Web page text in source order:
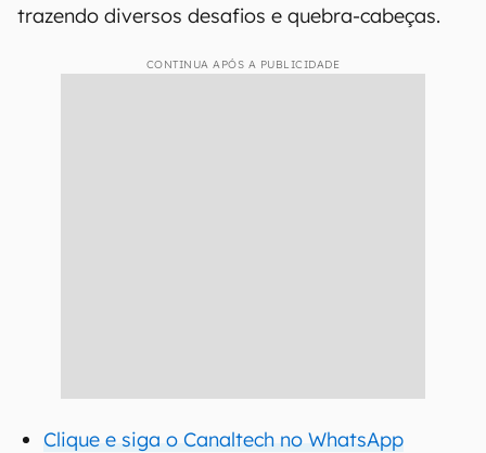
trazendo diversos desafios e quebra-cabeças.
CONTINUA APÓS A PUBLICIDADE
Clique e siga o Canaltech no WhatsApp